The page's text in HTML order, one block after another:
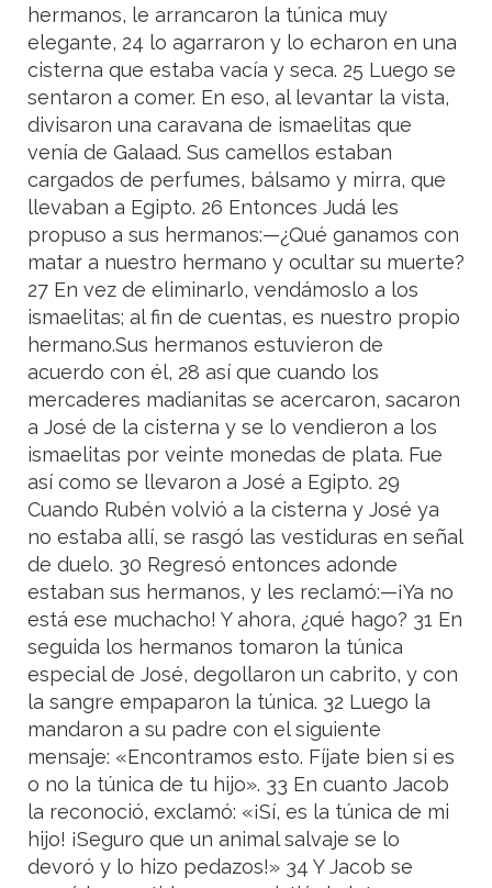
hermanos, le arrancaron la túnica muy
elegante, 24 lo agarraron y lo echaron en una
cisterna que estaba vacía y seca. 25 Luego se
sentaron a comer. En eso, al levantar la vista,
divisaron una caravana de ismaelitas que
venía de Galaad. Sus camellos estaban
cargados de perfumes, bálsamo y mirra, que
llevaban a Egipto. 26 Entonces Judá les
propuso a sus hermanos:—¿Qué ganamos con
matar a nuestro hermano y ocultar su muerte?
27 En vez de eliminarlo, vendámoslo a los
ismaelitas; al fin de cuentas, es nuestro propio
hermano.Sus hermanos estuvieron de
acuerdo con él, 28 así que cuando los
mercaderes madianitas se acercaron, sacaron
a José de la cisterna y se lo vendieron a los
ismaelitas por veinte monedas de plata. Fue
así como se llevaron a José a Egipto. 29
Cuando Rubén volvió a la cisterna y José ya
no estaba allí, se rasgó las vestiduras en señal
de duelo. 30 Regresó entonces adonde
estaban sus hermanos, y les reclamó:—¡Ya no
está ese muchacho! Y ahora, ¿qué hago? 31 En
seguida los hermanos tomaron la túnica
especial de José, degollaron un cabrito, y con
la sangre empaparon la túnica. 32 Luego la
mandaron a su padre con el siguiente
mensaje: «Encontramos esto. Fíjate bien si es
o no la túnica de tu hijo». 33 En cuanto Jacob
la reconoció, exclamó: «¡Sí, es la túnica de mi
hijo! ¡Seguro que un animal salvaje se lo
devoró y lo hizo pedazos!» 34 Y Jacob se